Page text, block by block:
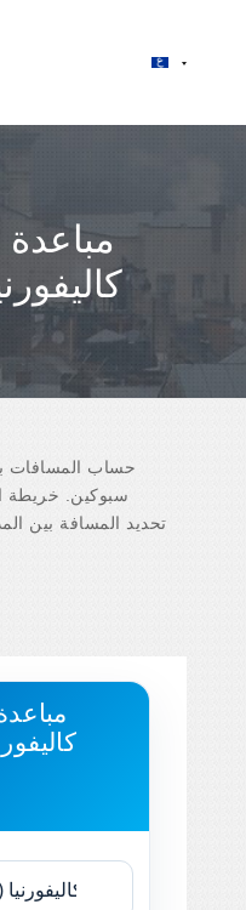
مباعدة
حساب المسافات
سبوكين. خريطة
تحديد المسافة بين